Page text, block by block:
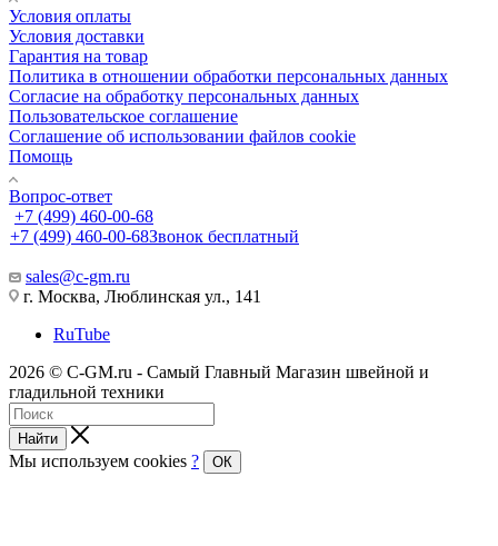
Условия оплаты
Условия доставки
Гарантия на товар
Политика в отношении обработки персональных данных
Cогласие на обработку персональных данных
Пользовательское соглашение
Cоглашение об использовании файлов cookie
Помощь
Вопрос-ответ
+7 (499) 460-00-68
+7 (499) 460-00-68Звонок бесплатный
sales@c-gm.ru
г. Москва, Люблинская ул., 141
RuTube
2026 © C-GM.ru - Самый Главный Магазин швейной и
гладильной техники
Найти
Мы используем cookies ? ОК